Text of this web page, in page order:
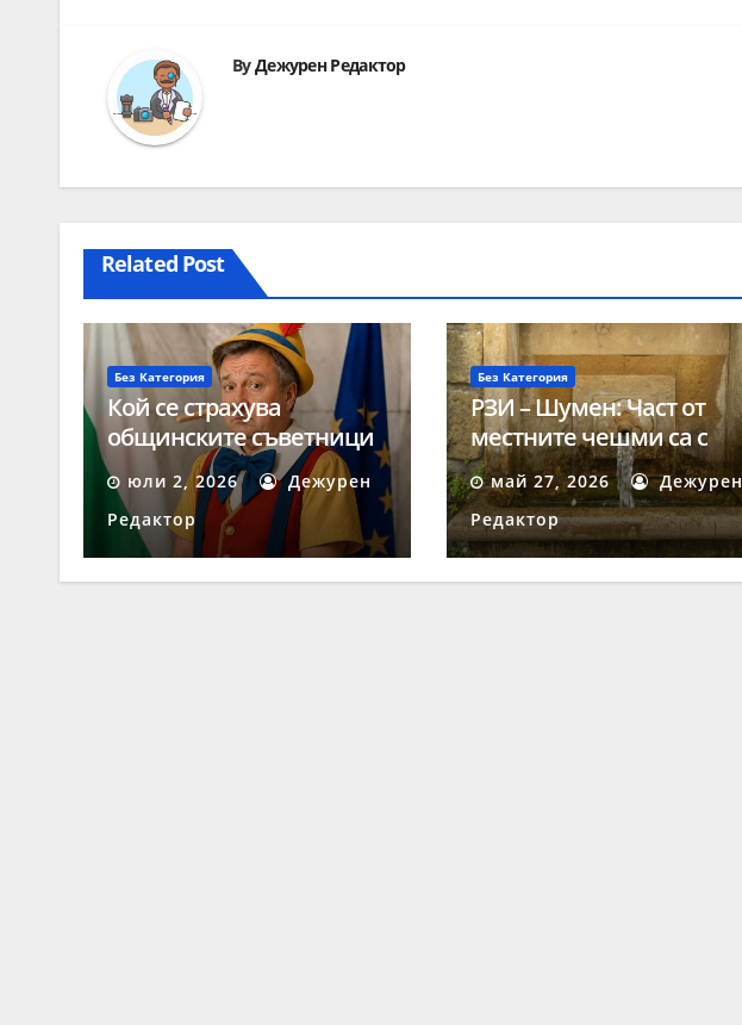
ByДежурен Редактор
Related Post
Без Категория
Кой се страхува
общинските съветници
да получават твърди
заплати?
юли 2, 2026
Дежурен
Редактор
Без Категория
РЗИ – Шумен: Част от
местните чешми са с
негодна за пиене вода
май 27, 2026
Дежурен
Редактор